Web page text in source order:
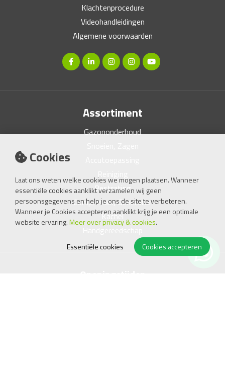
Cookies
Laat ons weten welke cookies we mogen plaatsen. Wanneer
essentiële cookies aanklikt verzamelen wij geen
persoonsgegevens en help je ons de site te verbeteren.
Wanneer je Cookies accepteren aanklikt krijg je een optimale
website ervaring.Meer over privacy & cookies.
Cookies accepteren
Essentiële cookies
Klachtenprocedure
Videohandleidingen
Algemene voorwaarden
Assortiment
Gazononderhoud
Bestrating
Compressor, Generator
Kachel
Handgereedschap